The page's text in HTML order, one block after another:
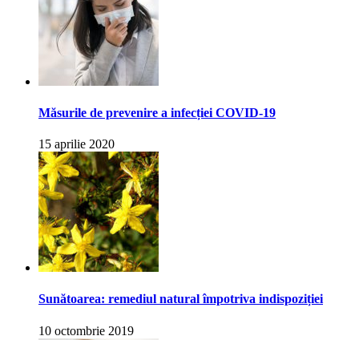
Măsurile de prevenire a infecției COVID-19
15 aprilie 2020
Sunătoarea: remediul natural împotriva indispoziției
10 octombrie 2019